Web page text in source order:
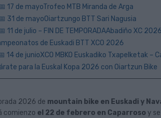
DL Trail con
Oiartzun Bike
Cada vez más
ha habido un
para empezar
17 de mayoTrofeo MTB Miranda de Arga
31 de mayoOiartzungo BTT Sari Nagusia
11 de julio – FIN DE TEMPORADAAbadiño XC
de Euskadi BTT XCO 2026
14 de junioXCO MBKO Euskadiko Txapelketak –
para la Euskal Kopa 2026 con Oiartzun Bike
2026 de mountain bike en Euskadi y
comienzo el 22 de febrero en Caparroso y